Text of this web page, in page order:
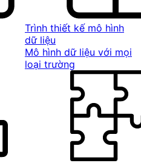
Trình thiết kế mô hình
dữ liệu
Mô hình dữ liệu với mọi
loại trường